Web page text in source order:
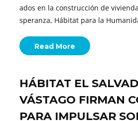
ados en la construcción de
speranza, Hábitat para la
Read More
HÁBITAT EL
VÁSTAGO FIRMAN
PARA IMPULSAR